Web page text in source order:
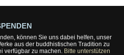
können Sie uns dabei helfen, unser
aus der buddhistischen Tradition zu
verfügbar zu machen. Bitte unterstützen